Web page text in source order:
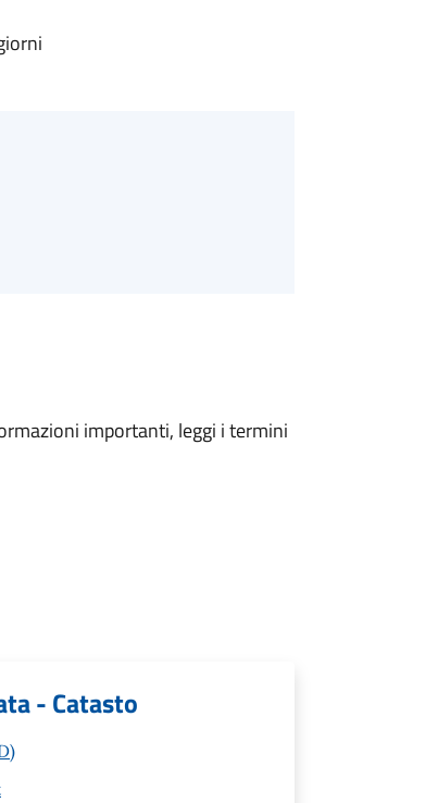
importanti, leggi i termini
- Catasto